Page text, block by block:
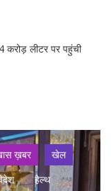
लीटर पर पहुंची
ख़बर
खेल
हेल्थ